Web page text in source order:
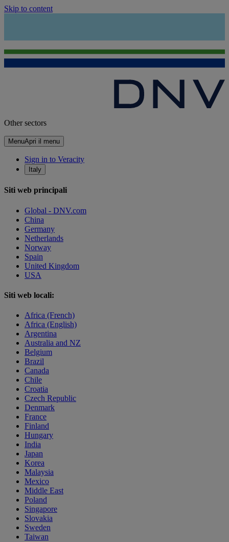
Skip to content
Other sectors
MenuApri il menu
Sign in to Veracity
Italy
Siti web principali
Global - DNV.com
China
Germany
Netherlands
Norway
Spain
United Kingdom
USA
Siti web locali:
Africa (French)
Africa (English)
Argentina
Australia and NZ
Belgium
Brazil
Canada
Chile
Croatia
Czech Republic
Denmark
France
Finland
Hungary
India
Japan
Korea
Malaysia
Mexico
Middle East
Poland
Singapore
Slovakia
Sweden
Taiwan